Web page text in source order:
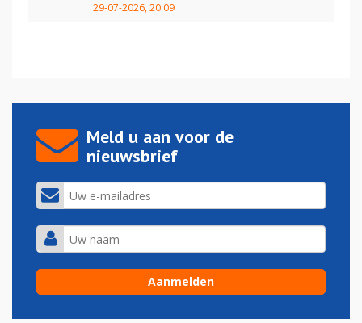
29-07-2026, 20:09
Meld u aan voor de
nieuwsbrief